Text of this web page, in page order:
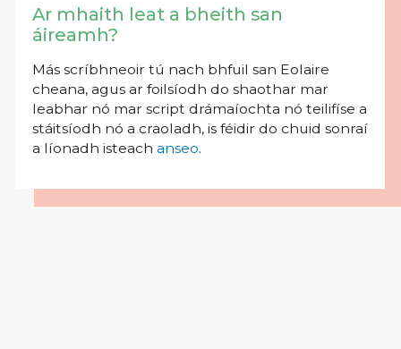
Ar mhaith leat a bheith san
áireamh?
Más scríbhneoir tú nach bhfuil san Eolaire
cheana, agus ar foilsíodh do shaothar mar
leabhar nó mar script drámaíochta nó teilifíse a
stáitsíodh nó a craoladh, is féidir do chuid sonraí
a líonadh isteach anseo.